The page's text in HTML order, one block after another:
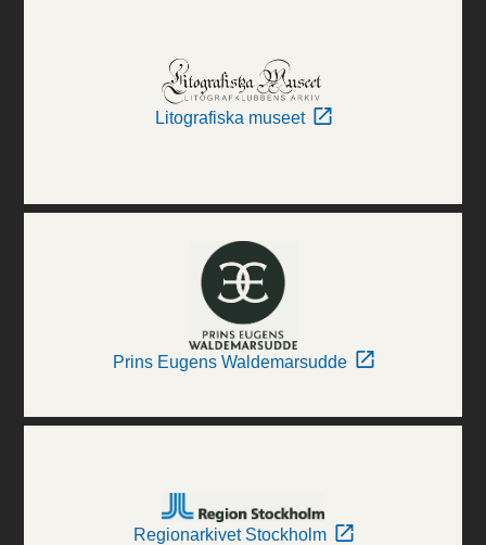
Litografiska museet
Prins Eugens Waldemarsudde
Regionarkivet Stockholm